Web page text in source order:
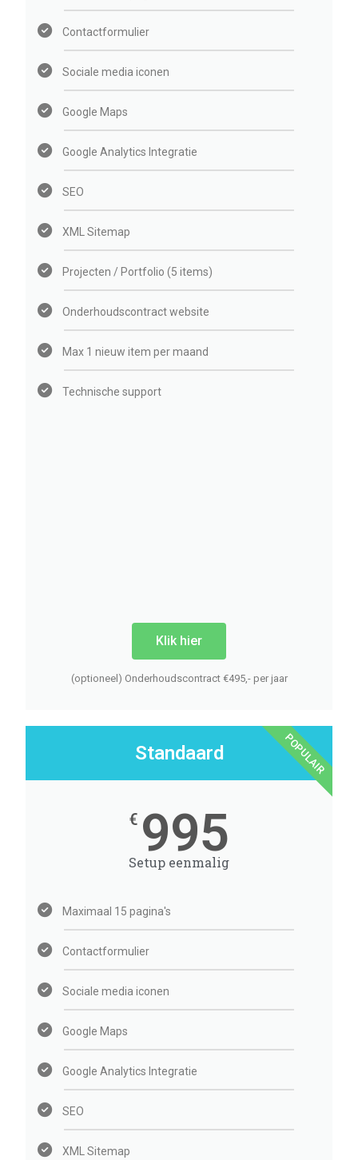
Contactformulier
Sociale media iconen
Google Maps
Google Analytics Integratie
SEO
XML Sitemap
Projecten / Portfolio (5 items)
Onderhoudscontract website
Max 1 nieuw item per maand
Technische support
Klik hier
(optioneel) Onderhoudscontract €495,- per jaar
Standaard
€ 995
Setup eenmalig
Maximaal 15 pagina's
Contactformulier
Sociale media iconen
Google Maps
Google Analytics Integratie
SEO
XML Sitemap
POPULAIR